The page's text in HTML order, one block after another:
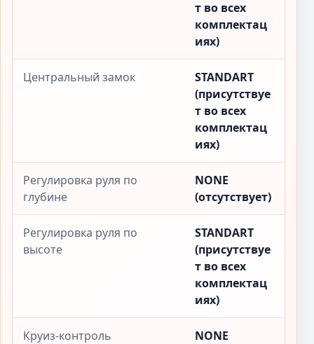
т во всех
комплектац
иях)
Центральный замок
STANDART
(присутствуе
т во всех
комплектац
иях)
Регулировка руля по
глубине
NONE
(отсутствует)
Регулировка руля по
высоте
STANDART
(присутствуе
т во всех
комплектац
иях)
Круиз-контроль
NONE